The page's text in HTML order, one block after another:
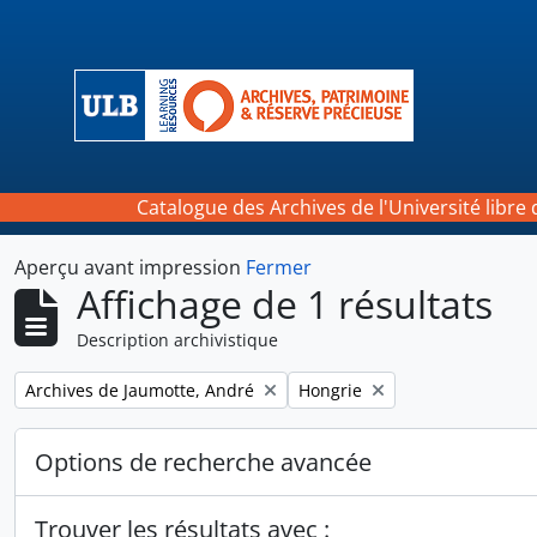
Catalogue des Archives de l'Université libre
Aperçu avant impression Fermer
Affichage de 1 résultats
Description archivistique
Remove filter:
Archives de Jaumotte, André Remove filter:
Hongrie
Options de recherche avancée
Trouver les résultats avec :